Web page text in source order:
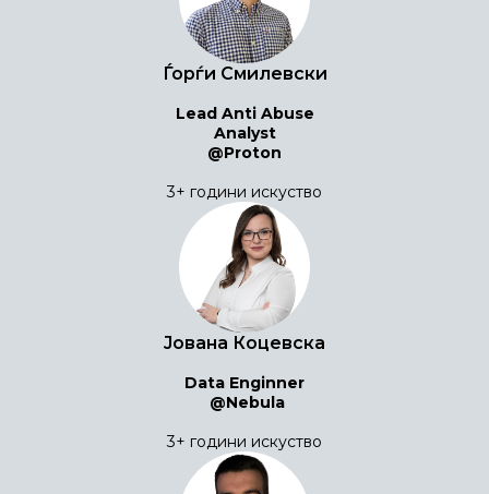
Ѓорѓи Смилевски
Lead Anti Abuse
Analyst
@Proton
3+ години искуство
Јована Коцевска
Data Enginner
@Nebula
3+ години искуство